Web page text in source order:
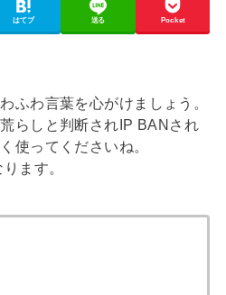
はてブ 送る Pocket
ふわ言葉を心がけましょう。
らしと判断されIP BANされ
使ってくださいね。
ます。